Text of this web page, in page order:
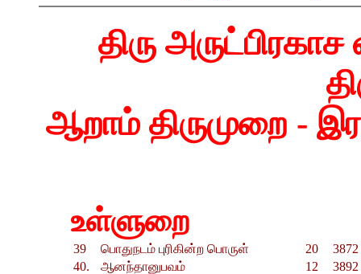
திரு
ஆறாம் திருமுறை -
உள்ளுறை
39 பொதுநடம் புரிகின்ற பொருள் 20
40.
ஆனந்தானுபவம் 12